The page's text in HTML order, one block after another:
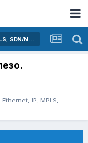
Активное оборудование Ethernet, IP, MPLS, SDN/NFV...
IP, MPLS,